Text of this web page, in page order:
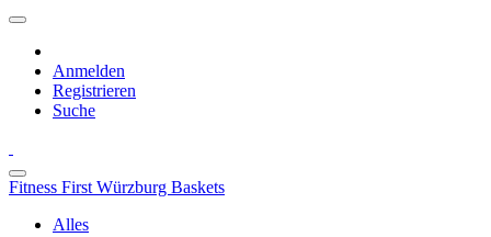
Anmelden
Registrieren
Suche
Fitness First Würzburg Baskets
Alles